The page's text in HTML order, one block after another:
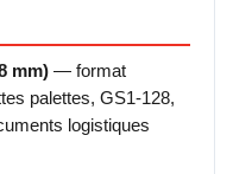
mm) — format
palettes, GS1-128,
logistiques